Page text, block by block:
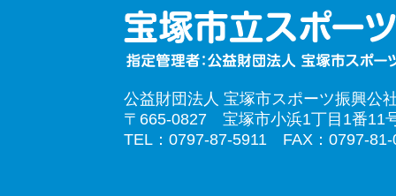
公益財団法人 宝塚市スポーツ振興公
〒665-0827 宝塚市小浜1丁目1番11
TEL：0797-87-5911 FAX：0797-81-